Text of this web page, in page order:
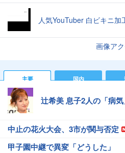
人気YouTuber 白ビキニ加
画像ア
主要 国内
辻希美 息子2人の「病
中止の花火大会、3市が関与否定
甲子園中継で異変「どうした」